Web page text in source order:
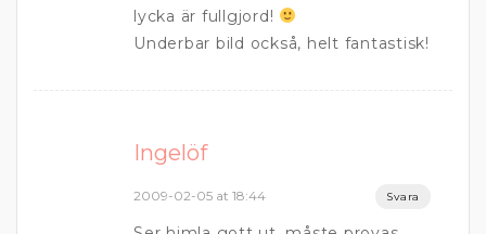
lycka är fullgjord!
Underbar bild också, helt fantastisk!
Ingelöf
2009-02-05 at 18:44 Svara